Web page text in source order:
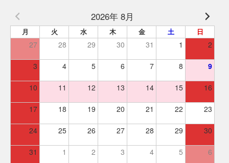
2026年 8月
月 火 水 木 金 土 日
27 28 29 30 31 1 2
3 4 5 6 7 8 9
10 11 12 13 14 15 16
17 18 19 20 21 22 23
24 25 26 27 28 29 30
31 1 2 3 4 5 6